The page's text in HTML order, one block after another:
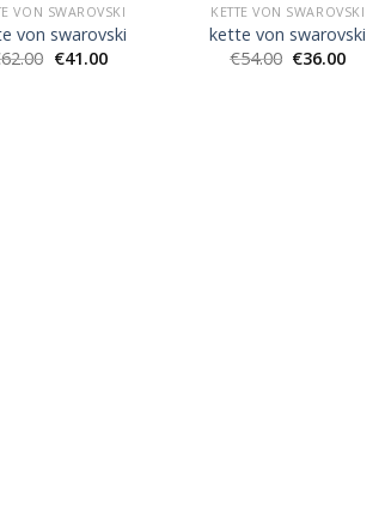
VON SWAROVSKI
von swarovski
62.00 €41.00
KETTE VON SWAROVSKI
kette von swarovski
€54.00 €36.00